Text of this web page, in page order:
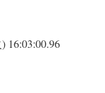
16:03:00.96